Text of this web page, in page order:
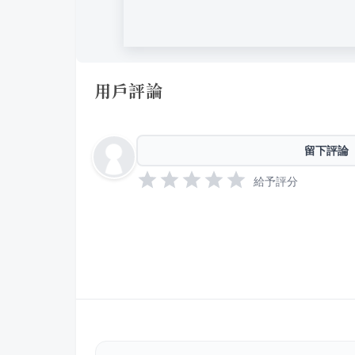
用戶評論
留下評論
給予評分